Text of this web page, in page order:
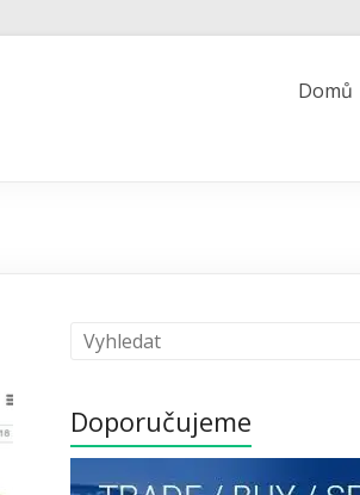
Domů
Doporučujeme